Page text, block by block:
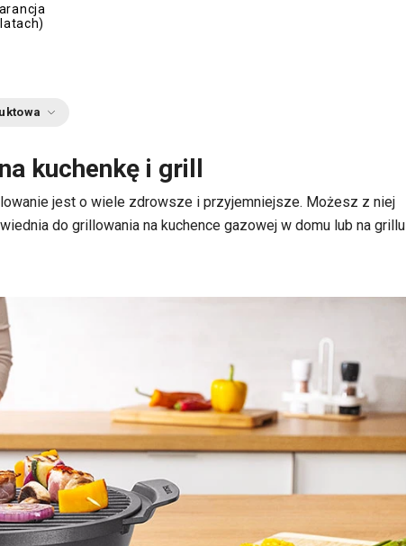
kuchenkę i grill
jest o wiele zdrowsze i przyjemniejsze. Możesz z niej
do grillowania na kuchence gazowej w domu lub na grillu